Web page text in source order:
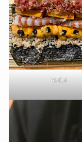
16.0.4